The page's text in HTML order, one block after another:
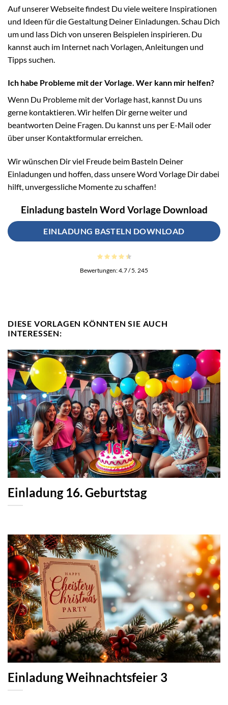
Auf unserer Webseite findest Du viele weitere Inspirationen
und Ideen für die Gestaltung Deiner Einladungen. Schau Dich
um und lass Dich von unseren Beispielen inspirieren. Du
kannst auch im Internet nach Vorlagen, Anleitungen und
Tipps suchen.
Ich habe Probleme mit der Vorlage. Wer kann mir helfen?
Wenn Du Probleme mit der Vorlage hast, kannst Du uns
gerne kontaktieren. Wir helfen Dir gerne weiter und
beantworten Deine Fragen. Du kannst uns per E-Mail oder
über unser Kontaktformular erreichen.
Wir wünschen Dir viel Freude beim Basteln Deiner
Einladungen und hoffen, dass unsere Word Vorlage Dir dabei
hilft, unvergessliche Momente zu schaffen!
Einladung basteln Word Vorlage Download
EINLADUNG BASTELN DOWNLOAD
Bewertungen:4.7/ 5. 245
DIESE VORLAGEN KÖNNTEN SIE AUCH
INTERESSEN:
Einladung 16. Geburtstag
Einladung Weihnachtsfeier 3